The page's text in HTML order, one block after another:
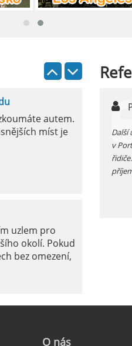
ostrov
autem.
míst je
uzlem pro
okolí. Pokud
bez omezení,
Marseille-
zkontrolujte si před
je tam fakt vedro...
Další
v
O nás